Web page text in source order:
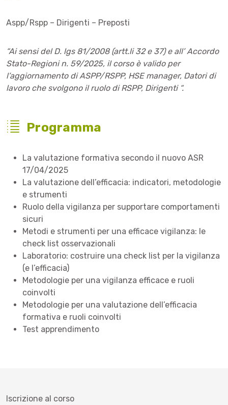
Aspp/Rspp – Dirigenti – Preposti
“Ai sensi del D. lgs 81/2008 (artt.li 32 e 37) e all’ Accordo
Stato-Regioni n. 59/2025, il corso è valido per
l’aggiornamento di ASPP/RSPP, HSE manager, Datori di
lavoro che svolgono il ruolo di RSPP, Dirigenti “.
Programma
La valutazione formativa secondo il nuovo ASR
17/04/2025
La valutazione dell’efficacia: indicatori, metodologie
e strumenti
Ruolo della vigilanza per supportare comportamenti
sicuri
Metodi e strumenti per una efficace vigilanza: le
check list osservazionali
Laboratorio: costruire una check list per la vigilanza
(e l’efficacia)
Metodologie per una vigilanza efficace e ruoli
coinvolti
Metodologie per una valutazione dell’efficacia
formativa e ruoli coinvolti
Test apprendimento
Iscrizione al corso